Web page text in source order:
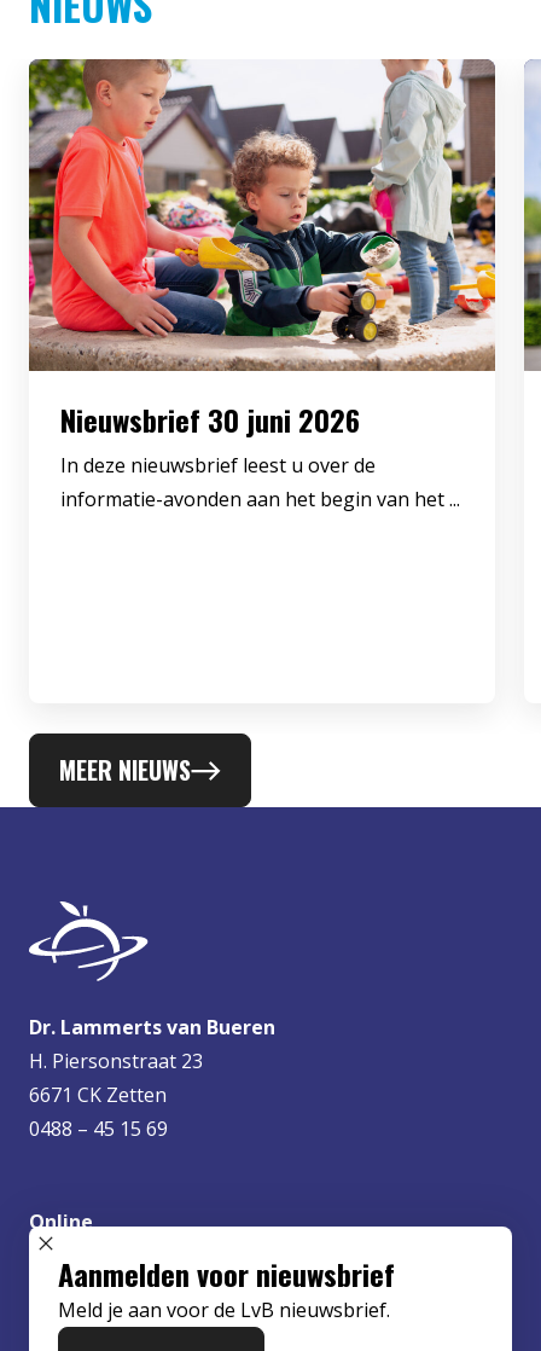
Nieuwsbrief 30 juni 2026
In deze nieuwsbrief leest u over de
informatie-avonden aan het begin van het ...
MEER NIEUWS
Dr. Lammerts van Bueren
H. Piersonstraat 23
6671 CK Zetten
0488 – 45 15 69
Online
info@lvbueren.nl
SLUIT POPUP
Aanmelden voor nieuwsbrief
Meld je aan voor de LvB nieuwsbrief.